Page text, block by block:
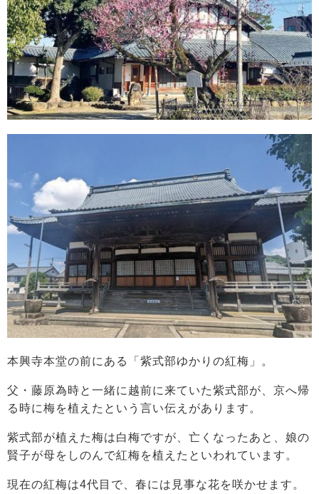
本興寺本堂の前にある「紫式部ゆかりの紅梅」。
父・藤原為時と一緒に越前に来ていた紫式部が、京へ帰
る時に梅を植えたという言い伝えがあります。
紫式部が植えた梅は白梅ですが、亡くなったあと、娘の
賢子が母をしのんで紅梅を植えたといわれています。
現在の紅梅は4代目で、春には見事な花を咲かせます。